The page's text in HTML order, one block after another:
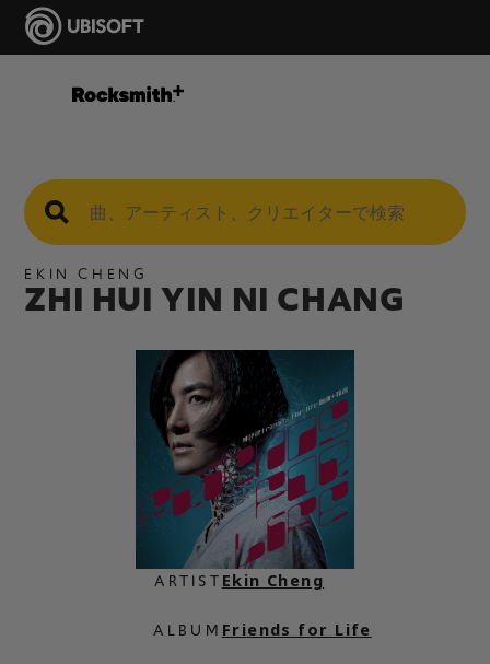
EKIN CHENG
ZHI HUI YIN NI CHANG
ARTIST
ALBUM
Ekin Cheng
Friends for Life